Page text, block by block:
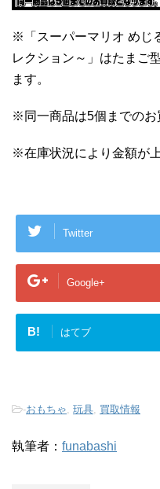
※「スーパーマリオ めじ
レクション～」はたまご
ます。
※同一商品は5個までのお
※在庫状況により金額が
Twitter
Google+
B! はてブ
-おもちゃ 玩具 買取情報
執筆者： funabashi